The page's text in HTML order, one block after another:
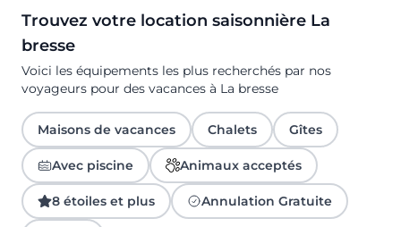
Trouvez votre location saisonnière La
bresse
Voici les équipements les plus recherchés par nos
voyageurs pour des vacances à La bresse
Maisons de vacances Chalets Gîtes
Avec piscine Animaux acceptés
8 étoiles et plus Annulation Gratuite